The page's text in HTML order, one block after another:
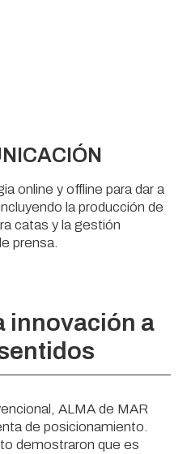
online y offline para dar a
la producción de
catas y la gestión
prensa.
innovación a
ALMA de MAR
de posicionamiento.
demostraron que es